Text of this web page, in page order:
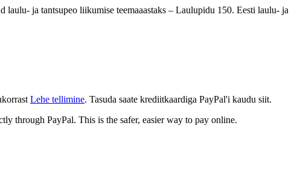
laulu- ja tantsupeo liikumise teemaaastaks – Laulupidu 150. Eesti laulu- ja
Lehe tellimine. Tasuda saate krediitkaardiga PayPal'i kaudu siit.
through PayPal. This is the safer, easier way to pay online.